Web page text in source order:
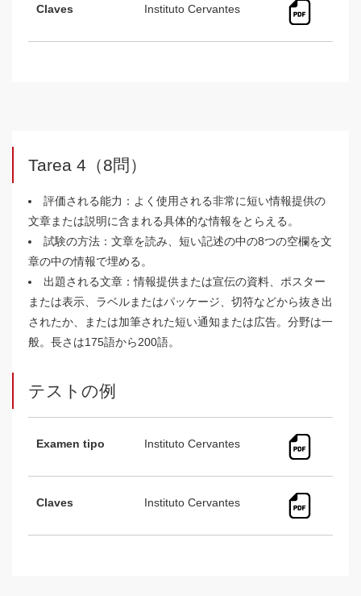
Claves Instituto Cervantes
Tarea 4（8問）
評価される能力：よく使用される非常に短い情報提供の
文章または説明に含まれる具体的な情報をとらえる。
試験の方法：文章を読み、短い記述の中の8つの空欄を文
章の中の情報で埋める。
出題される文章：情報提供または宣伝の資料、ポスター
または表示、ラベルまたはパッケージ、切符などから抜き出
されたか、または加筆された短い通知または広告。分野は一
般。長さは175語から200語。
テストの例
Examen tipo Instituto Cervantes
Claves Instituto Cervantes